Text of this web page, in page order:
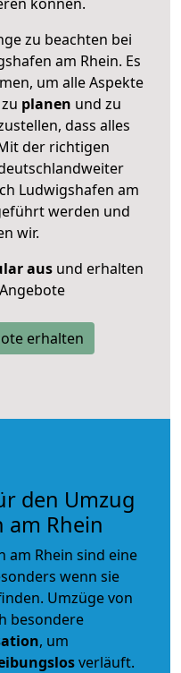
zu beachten bei
am Rhein. Es
um alle Aspekte
zu planen und zu
dass alles
der richtigen
Ludwigshafen am
werden und
wir.
ausund erhalten
erhalten
den Umzug
am Rhein
am Rhein sind eine
wenn sie
Umzüge von
besondere
, um
verläuft.